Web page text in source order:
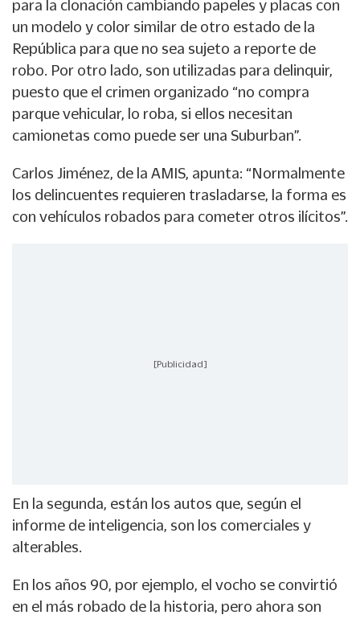
para la clonación cambiando papeles y placas con
un modelo y color similar de otro estado de la
República para que no sea sujeto a reporte de
robo. Por otro lado, son utilizadas para delinquir,
puesto que el crimen organizado “no compra
parque vehicular, lo roba, si ellos necesitan
camionetas como puede ser una Suburban”.
Carlos Jiménez, de la AMIS, apunta: “Normalmente
los delincuentes requieren trasladarse, la forma es
con vehículos robados para cometer otros ilícitos”.
[Publicidad]
En la segunda, están los autos que, según el
informe de inteligencia, son los comerciales y
alterables.
En los años 90, por ejemplo, el vocho se convirtió
en el más robado de la historia, pero ahora son